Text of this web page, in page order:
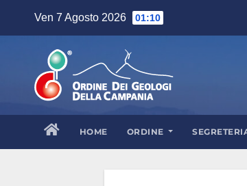
Ven 7 Agosto 2026 01:10
HOME ORDINE